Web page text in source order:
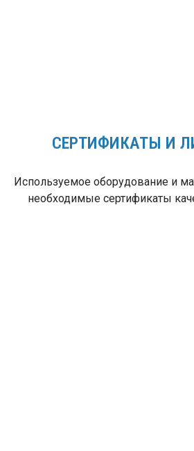
СЕРТИФИКАТЫ И
Используемое оборудование и
необходимые сертификаты